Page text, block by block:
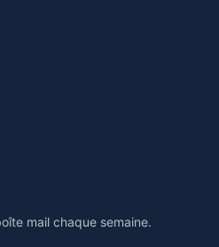
mail chaque semaine.